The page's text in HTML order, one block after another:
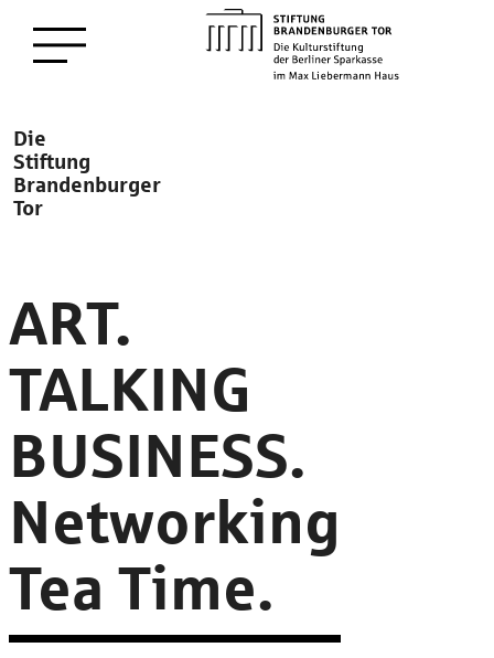
Hauptinhalt
Die
Stiftung
Brandenburger
Tor
ART.
TALKING
BUSINESS.
Networking
Tea Time.